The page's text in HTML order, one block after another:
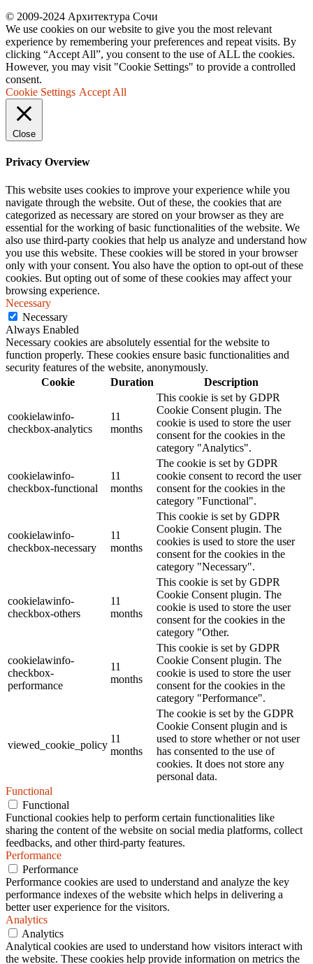
© 2009-2024 Архитектура Сочи
We use cookies on our website to give you the most relevant
experience by remembering your preferences and repeat visits. By
clicking “Accept All”, you consent to the use of ALL the cookies.
However, you may visit "Cookie Settings" to provide a controlled
consent.
Cookie Settings Accept All
Close
Privacy Overview
This website uses cookies to improve your experience while you
navigate through the website. Out of these, the cookies that are
categorized as necessary are stored on your browser as they are
essential for the working of basic functionalities of the website. We
also use third-party cookies that help us analyze and understand how
you use this website. These cookies will be stored in your browser
only with your consent. You also have the option to opt-out of these
cookies. But opting out of some of these cookies may affect your
browsing experience.
Necessary
Necessary
Always Enabled
Necessary cookies are absolutely essential for the website to
function properly. These cookies ensure basic functionalities and
security features of the website, anonymously.
Cookie
Duration Description
cookielawinfo-
checkbox-analytics
11
months
This cookie is set by GDPR
Cookie Consent plugin. The
cookie is used to store the user
consent for the cookies in the
category "Analytics".
cookielawinfo-
checkbox-functional
11
months
The cookie is set by GDPR
cookie consent to record the user
consent for the cookies in the
category "Functional".
cookielawinfo-
checkbox-necessary
11
months
This cookie is set by GDPR
Cookie Consent plugin. The
cookies is used to store the user
consent for the cookies in the
category "Necessary".
cookielawinfo-
checkbox-others
11
months
This cookie is set by GDPR
Cookie Consent plugin. The
cookie is used to store the user
consent for the cookies in the
category "Other.
cookielawinfo-
checkbox-
performance
11
months
This cookie is set by GDPR
Cookie Consent plugin. The
cookie is used to store the user
consent for the cookies in the
category "Performance".
viewed_cookie_policy
11
months
The cookie is set by the GDPR
Cookie Consent plugin and is
used to store whether or not user
has consented to the use of
cookies. It does not store any
personal data.
Functional
Functional
Functional cookies help to perform certain functionalities like
sharing the content of the website on social media platforms, collect
feedbacks, and other third-party features.
Performance
Performance
Performance cookies are used to understand and analyze the key
performance indexes of the website which helps in delivering a
better user experience for the visitors.
Analytics
Analytics
Analytical cookies are used to understand how visitors interact with
the website. These cookies help provide information on metrics the